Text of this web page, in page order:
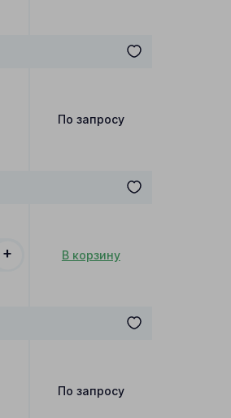
По запросу
+ В корзину
По запросу